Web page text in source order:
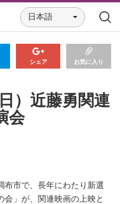
日本語
シェア お気に入り
）近藤勇関連
会
布市で、長年にわた り新選
」が、関連映画の上映と